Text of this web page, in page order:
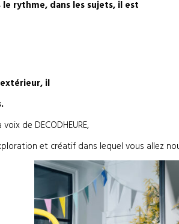
rythme, dans les sujets, il est
il
voix de DECODHEURE,
et créatif dans lequel vous allez